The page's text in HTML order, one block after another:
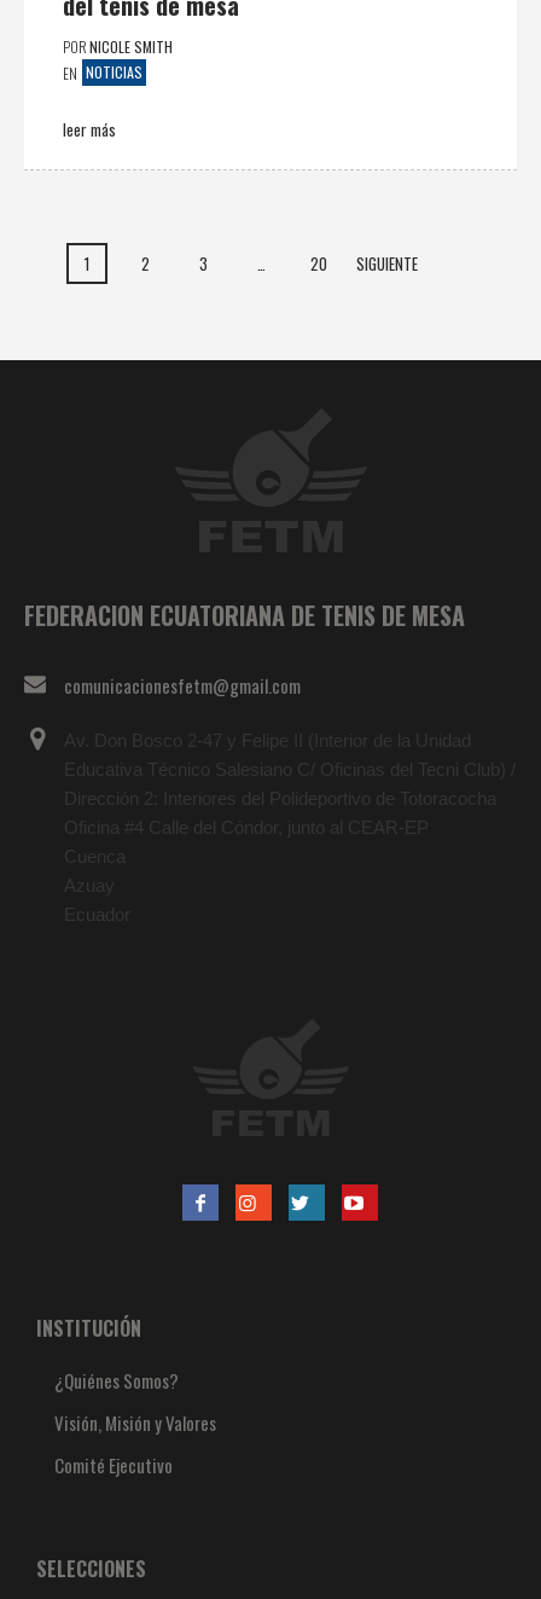
PORNICOLE SMITH
EN NOTICIAS
leer más
1 2 3 … 20 SIGUIENTE
FEDERACION ECUATORIANA DE TENIS DE MESA
comunicacionesfetm@gmail.com
Av. Don Bosco 2-47 y Felipe II (Interior de la Unidad
Educativa Técnico Salesiano C/ Oficinas del Tecni Club) /
Dirección 2: Interiores del Polideportivo de Totoracocha
Oficina #4 Calle del Cóndor, junto al CEAR-EP
Cuenca
Azuay
Ecuador
INSTITUCIÓN
¿Quiénes Somos?
Visión, Misión y Valores
Comité Ejecutivo
SELECCIONES